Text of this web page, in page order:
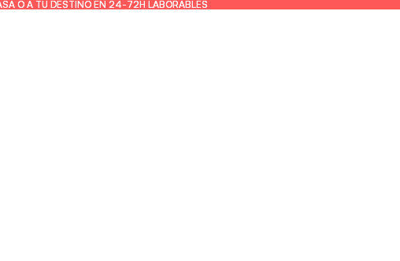
O A TU DESTINO EN 24-72H LABORABLES
O A TU DESTINO EN 24-72H LABORABLES